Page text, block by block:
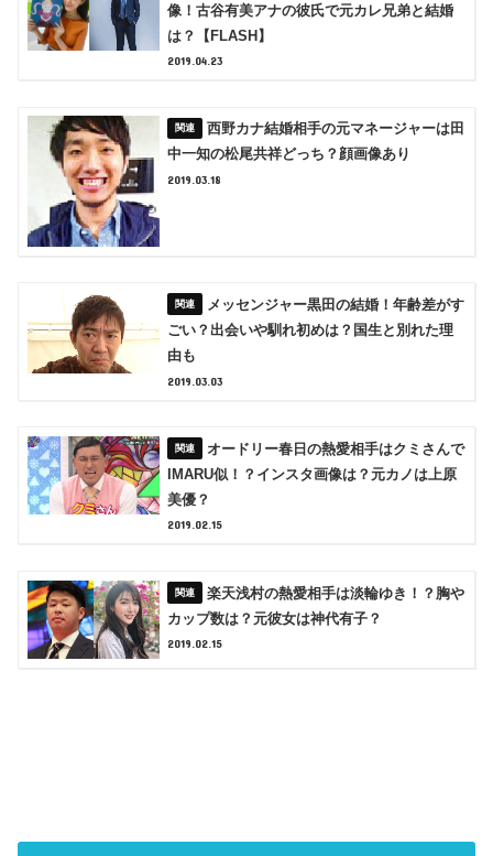
像！古谷有美アナの彼氏で元カレ兄弟と結婚
は？【FLASH】
2019.04.23
西野カナ結婚相手の元マネージャーは田
中一知の松尾共祥どっち？顔画像あり
2019.03.18
メッセンジャー黒田の結婚！年齢差がす
ごい？出会いや馴れ初めは？国生と別れた理
由も
2019.03.03
オードリー春日の熱愛相手はクミさんで
IMARU似！？インスタ画像は？元カノは上原
美優？
2019.02.15
楽天浅村の熱愛相手は淡輪ゆき！？胸や
カップ数は？元彼女は神代有子？
2019.02.15